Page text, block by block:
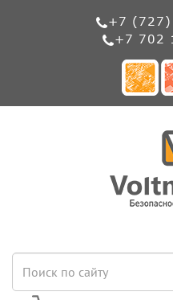
+7 (727)
+7 702